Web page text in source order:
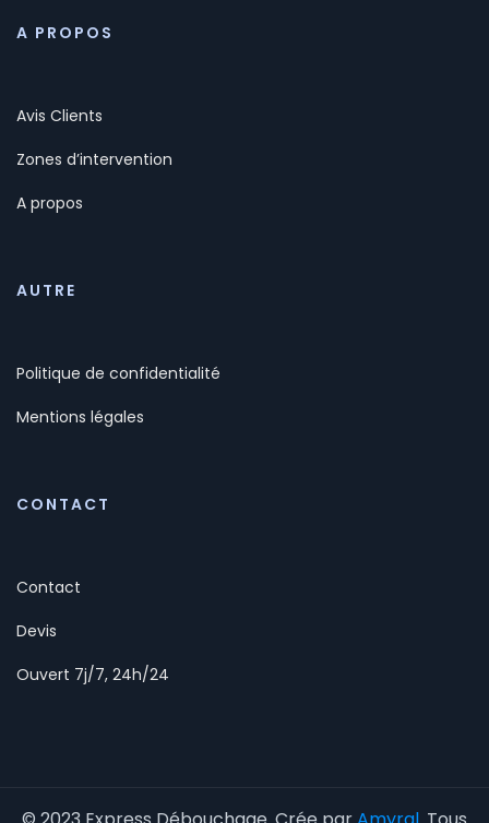
A PROPOS
Avis Clients
Zones d’intervention
A propos
AUTRE
Politique de confidentialité
Mentions légales
CONTACT
Contact
Devis
Ouvert 7j/7, 24h/24